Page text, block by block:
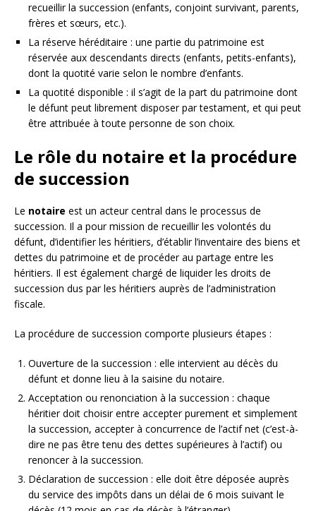
recueillir la succession (enfants, conjoint survivant, parents,
frères et sœurs, etc.).
La réserve héréditaire : une partie du patrimoine est
réservée aux descendants directs (enfants, petits-enfants),
dont la quotité varie selon le nombre d’enfants.
La quotité disponible : il s’agit de la part du patrimoine dont
le défunt peut librement disposer par testament, et qui peut
être attribuée à toute personne de son choix.
Le rôle du notaire et la procédure
de succession
Le notaire est un acteur central dans le processus de
succession. Il a pour mission de recueillir les volontés du
défunt, d’identifier les héritiers, d’établir l’inventaire des biens et
dettes du patrimoine et de procéder au partage entre les
héritiers. Il est également chargé de liquider les droits de
succession dus par les héritiers auprès de l’administration
fiscale.
La procédure de succession comporte plusieurs étapes :
Ouverture de la succession : elle intervient au décès du
défunt et donne lieu à la saisine du notaire.
Acceptation ou renonciation à la succession : chaque
héritier doit choisir entre accepter purement et simplement
la succession, accepter à concurrence de l’actif net (c’est-à-
dire ne pas être tenu des dettes supérieures à l’actif) ou
renoncer à la succession.
Déclaration de succession : elle doit être déposée auprès
du service des impôts dans un délai de 6 mois suivant le